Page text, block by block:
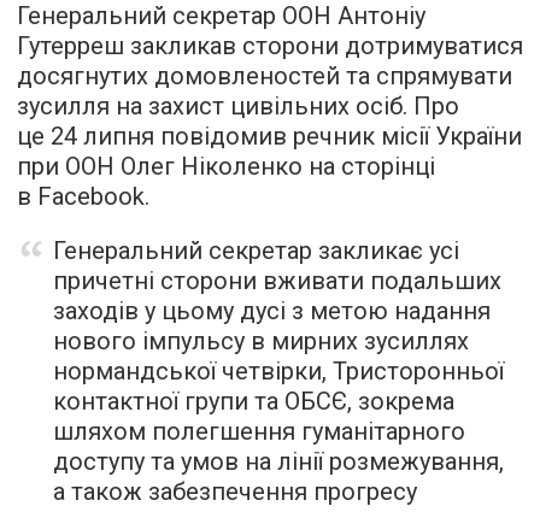
Генеральний секретар ООН Антоніу
Гутерреш закликав сторони дотримуватися
досягнутих домовленостей та спрямувати
зусилля на захист цивільних осіб. Про
це 24 липня повідомив речник місії України
при ООН Олег Ніколенко на сторінці
в Facebook.
Генеральний секретар закликає усі
причетні сторони вживати подальших
заходів у цьому дусі з метою надання
нового імпульсу в мирних зусиллях
нормандської четвірки, Тристоронньої
контактної групи та ОБСЄ, зокрема
шляхом полегшення гуманітарного
доступу та умов на лінії розмежування,
а також забезпечення прогресу